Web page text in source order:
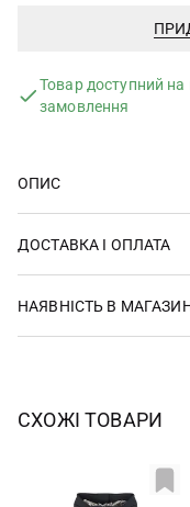
Товар доступний на
замовлення
ОПИС
ДОСТАВКА І ОПЛАТА
НАЯВНІСТЬ В
СХОЖІ ТОВАРИ